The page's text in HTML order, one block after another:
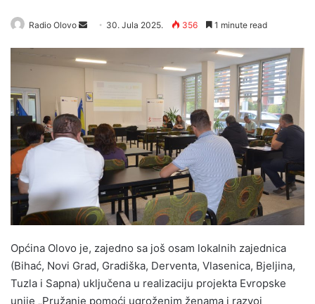
Radio Olovo
n
a
e
m
30. Jula 2025. 356 1 minute read
Općina Olovo je, zajedno sa još osam lokalnih zajednica
(Bihać, Novi Grad, Gradiška, Derventa, Vlasenica, Bjeljina,
Tuzla i Sapna) uključena u realizaciju projekta Evropske
unije „Pružanje pomoći ugroženim ženama i razvoj